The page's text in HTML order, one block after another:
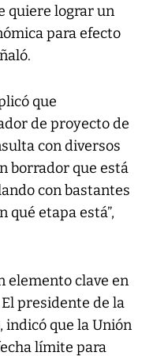
quiere lograr un
para efecto
que
de proyecto de
con diversos
borrador que está
con bastantes
qué etapa está”,
elemento clave en
presidente de la
indicó que la Unión
límite para